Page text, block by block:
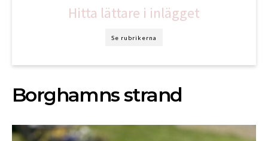
Se rubrikerna
Hitta lättare i inlägget
Borghamns strand